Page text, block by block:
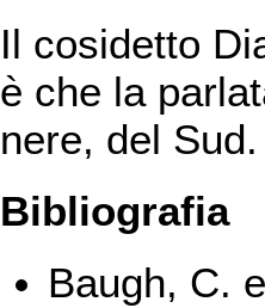
Il cosidetto
è che la
nere, del Sud.
Bibliografia
Baugh, C.